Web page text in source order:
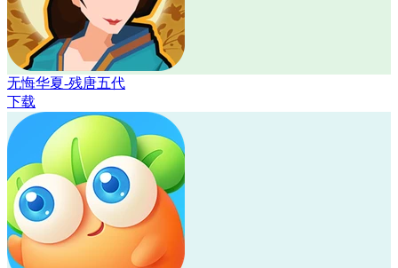
无悔华夏-残唐五代
下载